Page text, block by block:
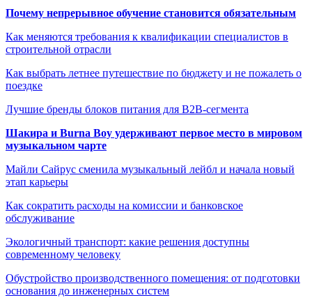
Почему непрерывное обучение становится обязательным
Как меняются требования к квалификации специалистов в
строительной отрасли
Как выбрать летнее путешествие по бюджету и не пожалеть о
поездке
Лучшие бренды блоков питания для B2B-сегмента
Шакира и Burna Boy удерживают первое место в мировом
музыкальном чарте
Майли Сайрус сменила музыкальный лейбл и начала новый
этап карьеры
Как сократить расходы на комиссии и банковское
обслуживание
Экологичный транспорт: какие решения доступны
современному человеку
Обустройство производственного помещения: от подготовки
основания до инженерных систем